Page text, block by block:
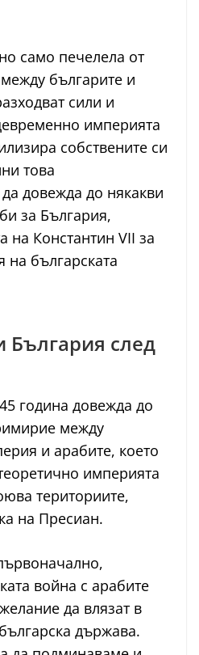
само печелела от
българите и
сили и
империята
собствените си
това
довежда до някакви
за България,
на Константин VII за
на българската
България след
година довежда до
между
и арабите, което
империята
териториите,
на Пресиан.
война с арабите
да влязат в
държава.